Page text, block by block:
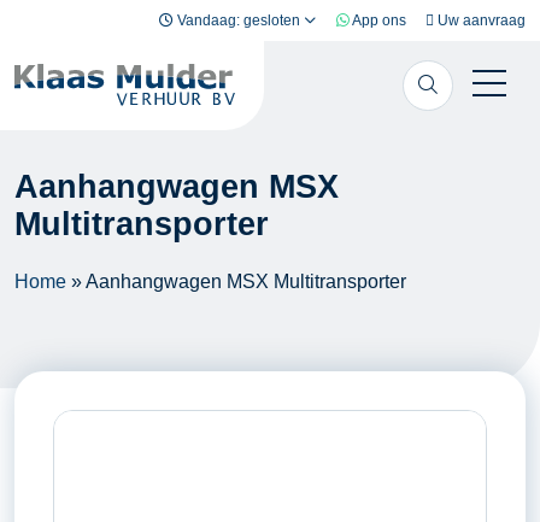
Vandaag: gesloten App ons Uw aanvraag
Aanhangwagen MSX
Multitransporter
Home »Aanhangwagen MSX Multitransporter